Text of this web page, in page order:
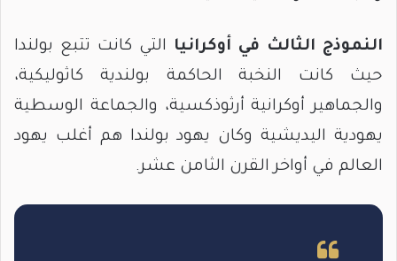
النموذج الثالث في أوكرانيا التي كانت تتبع بولندا
حيث كانت النخبة الحاكمة بولندية كاثوليكية،
والجماهير أوكرانية أرثوذكسية، والجماعة الوسطية
يهودية اليديشية وكان يهود بولندا هم أغلب يهود
العالم في أواخر القرن الثامن عشر.